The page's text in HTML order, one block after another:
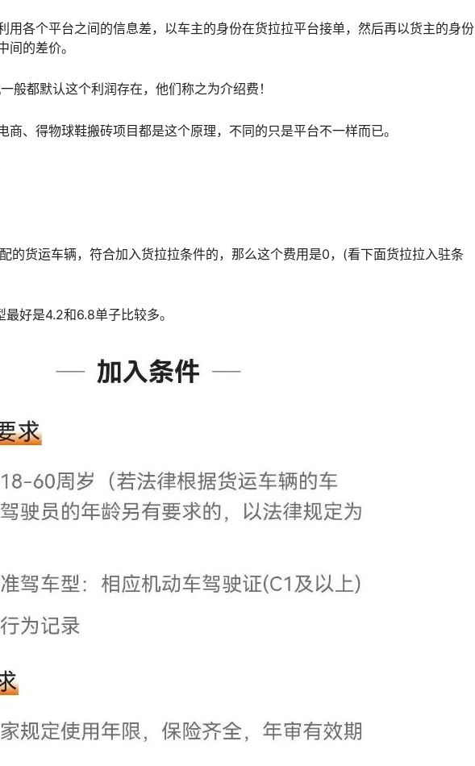
用各个平台之间的信息差，以车主的身份在货拉拉平台接单，然后再以货主的身份
的差价。
般都默认这个利润存在，他们称之为介绍费！
、得物球鞋搬砖项目都是这个原理，不同的只是平台不一样而已。
的货运车辆，符合加入货拉拉条件的，那么这个费用是0，(看下面货拉拉入驻条
好是4.2和6.8单子比较多。